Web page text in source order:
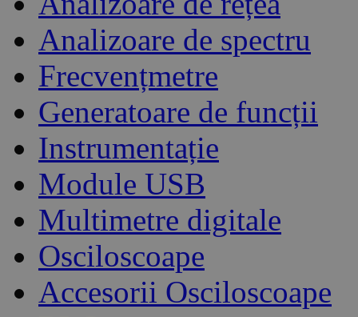
Analizoare de spectru
Frecvențmetre
Generatoare de funcții
Instrumentație
Module USB
Multimetre digitale
Osciloscoape
Accesorii Osciloscoape